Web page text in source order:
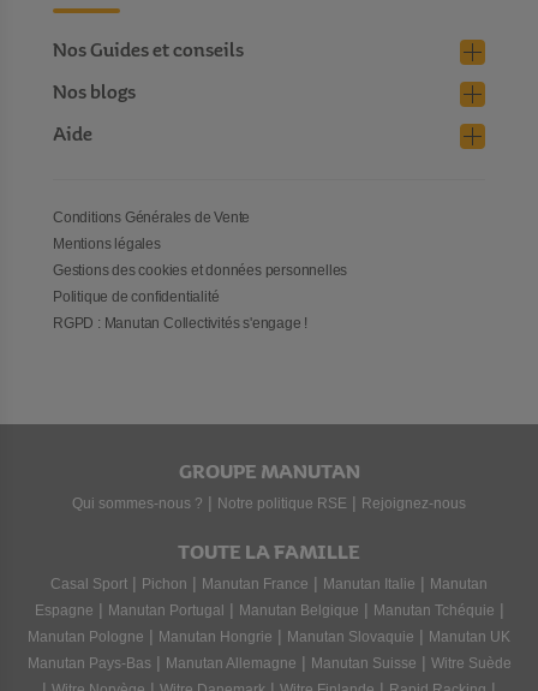
Nos Guides et conseils
Nos blogs
Aide
Conditions Générales de Vente
Mentions légales
Gestions des cookies et données personnelles
Politique de confidentialité
RGPD : Manutan Collectivités s'engage !
GROUPE MANUTAN
Qui sommes-nous ? | Notre politique RSE | Rejoignez-nous
TOUTE LA FAMILLE
Casal Sport | Pichon | Manutan France | Manutan Italie | Manutan
Espagne | Manutan Portugal | Manutan Belgique | Manutan Tchéquie |
Manutan Pologne | Manutan Hongrie | Manutan Slovaquie | Manutan UK
Manutan Pays-Bas | Manutan Allemagne | Manutan Suisse | Witre Suède